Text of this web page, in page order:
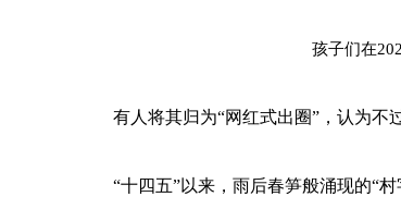
孩子们在
有人将其归为“网红式出圈”，认为不
“十四五”以来，雨后春笋般涌现的“